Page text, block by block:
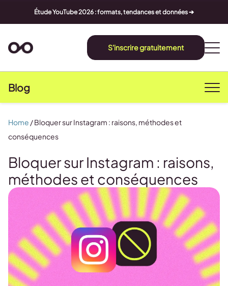
Étude YouTube 2026 : formats, tendances et données ➔
S'inscrire gratuitement
Blog
Bloquer sur Instagram : raisons,
méthodes et conséquences
Home /Bloquer sur Instagram : raisons, méthodes et
conséquences